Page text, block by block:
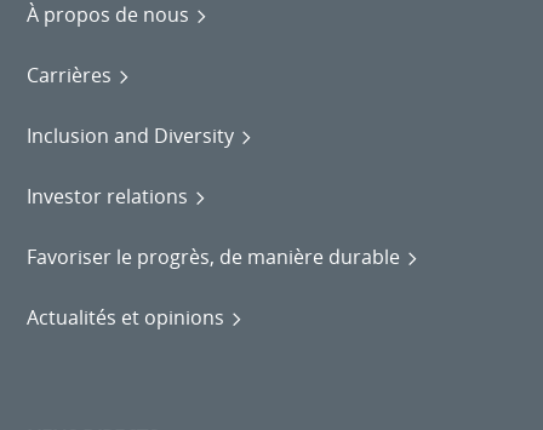
À propos de nous
Carrières
Inclusion and Diversity
Investor relations
Favoriser le progrès, de manière durable
Actualités et opinions